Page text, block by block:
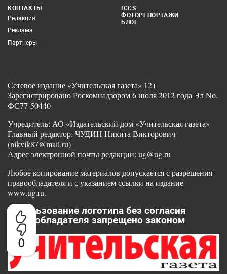
0
КОНТАКТЫ
Редакция
Реклама
Партнеры
ICCS
ФОТОРЕПОРТАЖИ
БЛОГ
Сетевое издание «Учительская газета» 12+
Зарегистрировано Роскомнадзором 6 июля 2012 года Эл No.
ФС77-50440
Учредитель: АО «Издательский дом «Учительская газета»
Главный редактор: ЧУДИН Никита Викторович
(nikvik87@mail.ru)
Адрес электронной почты редакции: ug@ug.ru
Любое копирование материалов допускается с разрешения
правообладателя и с указанием ссылки на издание
www.ug.ru.
Использование логотипа без согласия
правообладателя запрещено законом